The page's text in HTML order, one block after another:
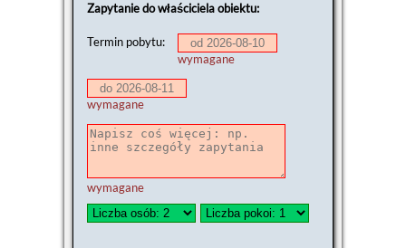
Zapytanie do właściciela obiektu:
Termin pobytu:
wymagane
wymagane
wymagane